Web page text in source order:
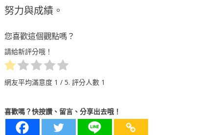
努力與成績。
您喜歡這個觀點嗎？
請給新評分哦！
網友平均滿意度 1 / 5. 評分人數 1
喜歡嗎？快按讚、留言、分享出去哦！